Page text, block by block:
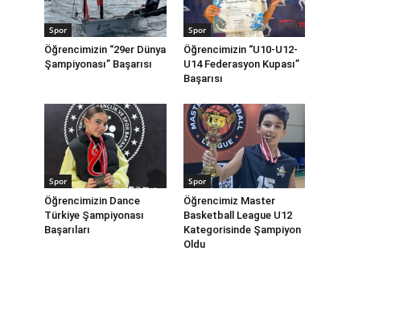
Spor
Öğrencimizin “29er Dünya
Şampiyonası” Başarısı
Spor
Öğrencimizin “U10-U12-
U14 Federasyon Kupası”
Başarısı
Spor
Öğrencimizin Dance
Türkiye Şampiyonası
Başarıları
Spor
Öğrencimiz Master
Basketball League U12
Kategorisinde Şampiyon
Oldu